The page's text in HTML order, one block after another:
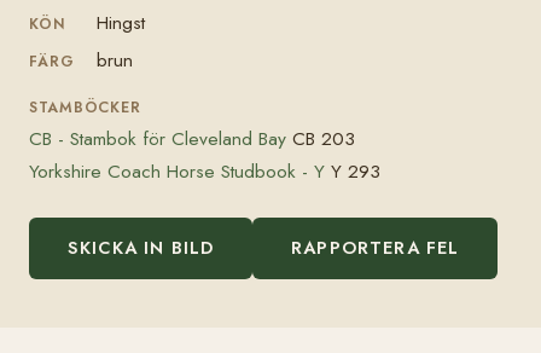
KÖN Hingst
FÄRG brun
STAMBÖCKER
CB - Stambok för Cleveland Bay CB 203
Yorkshire Coach Horse Studbook - Y Y 293
SKICKA IN BILD RAPPORTERA FEL